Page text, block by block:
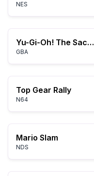
NES
Yu-Gi-Oh! The Sacred Cards
GBA
Top Gear Rally
N64
Mario Slam
NDS